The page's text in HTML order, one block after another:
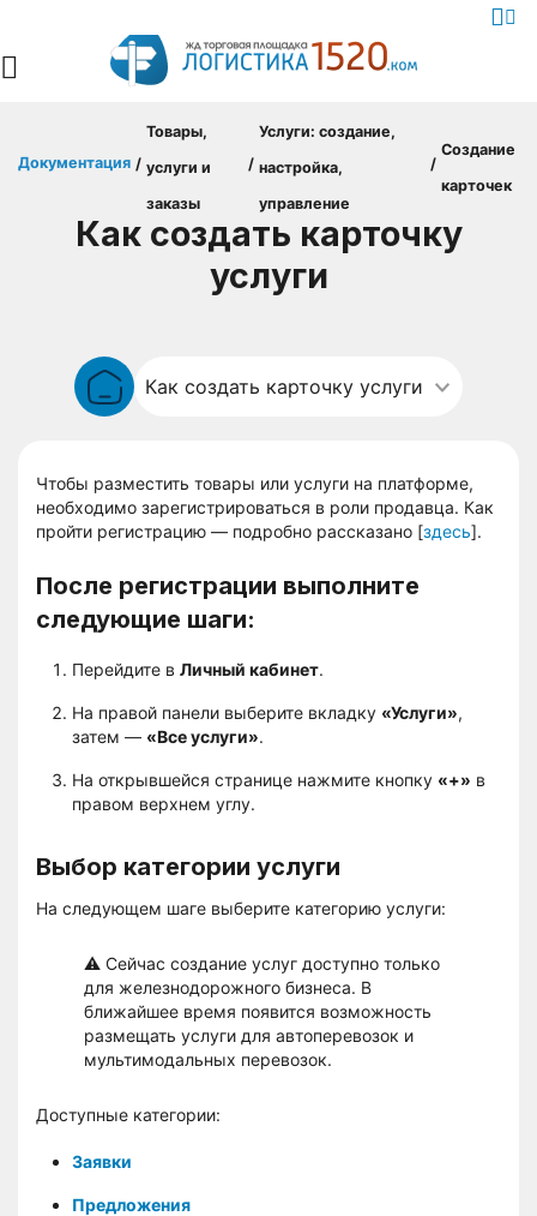
Документация /
Товары,
услуги и
заказы
/
Услуги: создание,
настройка,
управление
/
Создание
карточек
Как создать карточку
услуги
Чтобы разместить товары или услуги на платформе,
необходимо зарегистрироваться в роли продавца. Как
пройти регистрацию — подробно рассказано [здесь].
После регистрации выполните
следующие шаги:
Перейдите в Личный кабинет.
На правой панели выберите вкладку «Услуги»,
затем — «Все услуги».
На открывшейся странице нажмите кнопку «+» в
правом верхнем углу.
Выбор категории услуги
На следующем шаге выберите категорию услуги:
⚠️ Сейчас создание услуг доступно только
для железнодорожного бизнеса. В
ближайшее время появится возможность
размещать услуги для автоперевозок и
мультимодальных перевозок.
Доступные категории:
Заявки
Предложения